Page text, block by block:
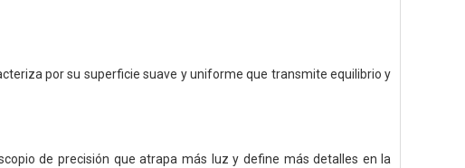
por su superficie suave y uniforme que transmite equilibrio y
de precisión que atrapa más luz y define más detalles en la